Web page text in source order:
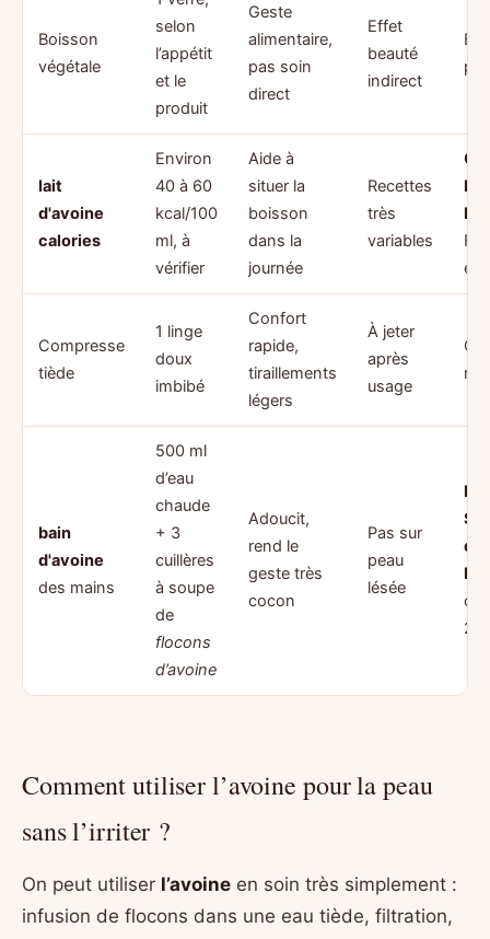
Boisson
végétale
selon
l’appétit
et le
produit
Geste
alimentaire,
pas soin
direct
Effet
beauté
indirect
lait
d'avoine
calories
Environ
40 à 60
kcal/100
ml, à
vérifier
Aide à
situer la
boisson
dans la
journée
Recettes
très
variables
Compresse
tiède
1 linge
doux
imbibé
Confort
rapide,
tiraillements
légers
À jeter
après
usage
bain
d'avoine
des mains
500 ml
d’eau
chaude
+ 3
cuillères
à soupe
de
flocons
d’avoine
Adoucit,
rend le
geste très
cocon
Pas sur
peau
lésée
Les
de
Comment utiliser l’avoine pour la peau
sans l’irriter ?
On peut utiliser l’avoine en soin très simplement :
infusion de flocons dans une eau tiède, filtration,